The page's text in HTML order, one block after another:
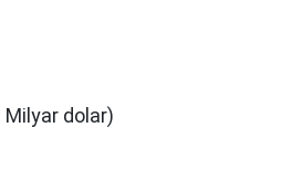
Milyar dolar)